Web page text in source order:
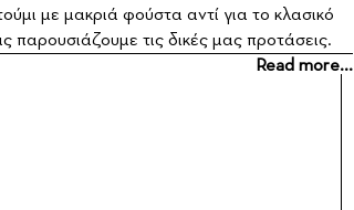
με μακριά φούστα αντί για το κλασικό
παρουσιάζουμε τις δικές μας προτάσεις.
Read more...